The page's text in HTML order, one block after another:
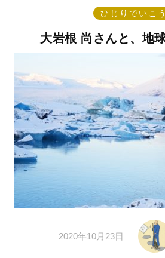
ひじりでいこう
大岩根 尚さんと、地
2020年10月23日